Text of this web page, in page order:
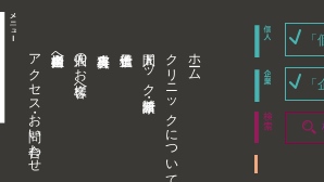
アクセス・お問い合わせ 企業内担当者様へ 個人のお客様へ 人間ドック・健康診断 クリニックについて ホーム